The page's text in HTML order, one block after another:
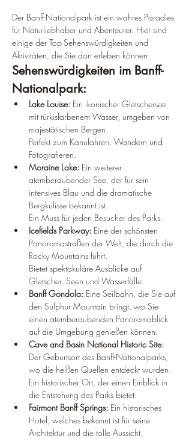
Der Banff-Nationalpark ist ein wahres Paradies
für Naturliebhaber und Abenteurer. Hier sind
einige der Top-Sehenswürdigkeiten und
Aktivitäten, die Sie dort erleben können:
Sehenswürdigkeiten im Banff-
Nationalpark:
Lake Louise: Ein ikonischer Gletschersee
mit türkisfarbenem Wasser, umgeben von
majestätischen Bergen.
Perfekt zum Kanufahren, Wandern und
Fotografieren.
Moraine Lake: Ein weiterer
atemberaubender See, der für sein
intensives Blau und die dramatische
Bergkulisse bekannt ist.
Ein Muss für jeden Besucher des Parks.
Icefields Parkway: Eine der schönsten
Panoramastraßen der Welt, die durch die
Rocky Mountains führt.
Bietet spektakuläre Ausblicke auf
Gletscher, Seen und Wasserfälle.
Banff Gondola: Eine Seilbahn, die Sie auf
den Sulphur Mountain bringt, wo Sie
einen atemberaubenden Panoramablick
auf die Umgebung genießen können.
Cave and Basin National Historic Site:
Der Geburtsort des Banff-Nationalparks,
wo die heißen Quellen entdeckt wurden.
Ein historischer Ort, der einen Einblick in
die Entstehung des Parks bietet.
Fairmont Banff Springs: Ein historisches
Hotel, welches bekannt ist für seine
Architektur und die tolle Aussicht.